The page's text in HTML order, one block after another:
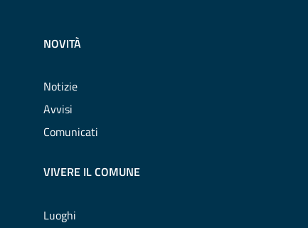
NOVITÀ
Notizie
Avvisi
Comunicati
VIVERE IL COMUNE
Luoghi